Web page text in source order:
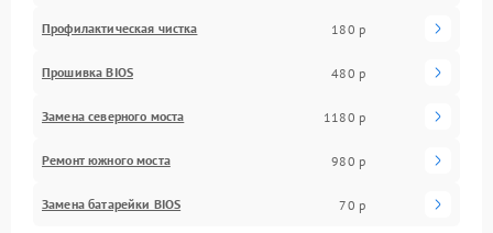
Профилактическая чистка 180 р
Прошивка BIOS 480 р
Замена северного моста 1180 р
Ремонт южного моста 980 р
Замена батарейки BIOS 70 р